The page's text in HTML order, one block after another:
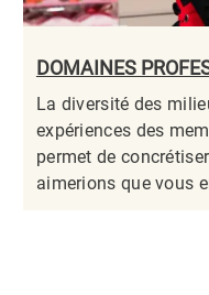
DOMAINES
La diversité des
expériences des
permet de
aimerions que vous